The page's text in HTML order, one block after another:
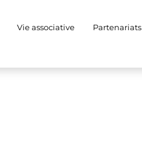
Vie associative Partenariats